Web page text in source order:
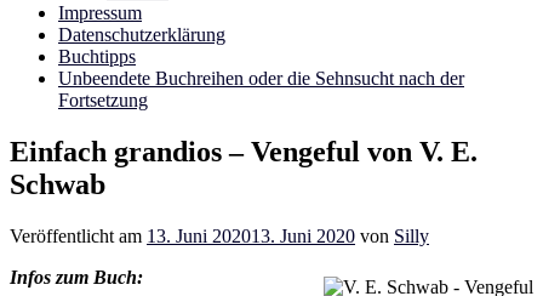
Impressum
Datenschutzerklärung
Buchtipps
Unbeendete Buchreihen oder die Sehnsucht nach der
Fortsetzung
Einfach grandios – Vengeful von V. E.
Schwab
Veröffentlicht am 13. Juni 202013. Juni 2020 von Silly
Infos zum Buch: